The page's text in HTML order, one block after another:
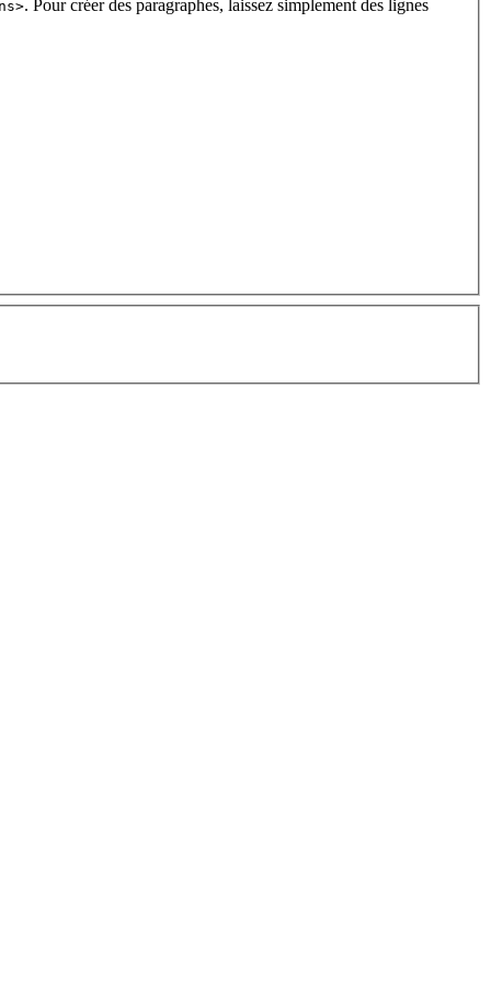
. Pour créer des paragraphes, laissez simplement des lignes